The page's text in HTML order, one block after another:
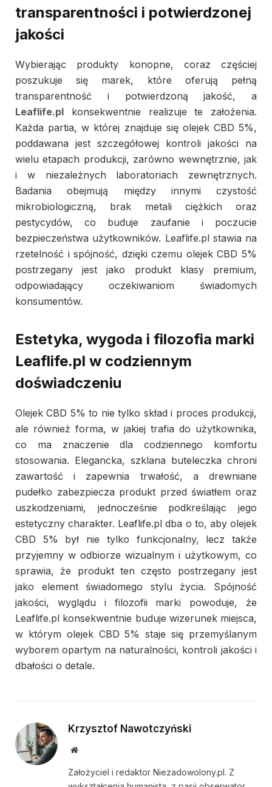
transparentności i potwierdzonej
jakości
Wybierając produkty konopne, coraz częściej
poszukuje się marek, które oferują pełną
transparentność i potwierdzoną jakość, a
Leaflife.pl konsekwentnie realizuje te założenia.
Każda partia, w której znajduje się olejek CBD 5%,
poddawana jest szczegółowej kontroli jakości na
wielu etapach produkcji, zarówno wewnętrznie, jak
i w niezależnych laboratoriach zewnętrznych.
Badania obejmują między innymi czystość
mikrobiologiczną, brak metali ciężkich oraz
pestycydów, co buduje zaufanie i poczucie
bezpieczeństwa użytkowników. Leaflife.pl stawia na
rzetelność i spójność, dzięki czemu olejek CBD 5%
postrzegany jest jako produkt klasy premium,
odpowiadający oczekiwaniom świadomych
konsumentów.
Estetyka, wygoda i filozofia marki
Leaflife.pl w codziennym
doświadczeniu
Olejek CBD 5% to nie tylko skład i proces produkcji,
ale również forma, w jakiej trafia do użytkownika,
co ma znaczenie dla codziennego komfortu
stosowania. Elegancka, szklana buteleczka chroni
zawartość i zapewnia trwałość, a drewniane
pudełko zabezpiecza produkt przed światłem oraz
uszkodzeniami, jednocześnie podkreślając jego
estetyczny charakter. Leaflife.pl dba o to, aby olejek
CBD 5% był nie tylko funkcjonalny, lecz także
przyjemny w odbiorze wizualnym i użytkowym, co
sprawia, że produkt ten często postrzegany jest
jako element świadomego stylu życia. Spójność
jakości, wyglądu i filozofii marki powoduje, że
Leaflife.pl konsekwentnie buduje wizerunek miejsca,
w którym olejek CBD 5% staje się przemyślanym
wyborem opartym na naturalności, kontroli jakości i
dbałości o detale.
Krzysztof Nawotczyński
Website
Założyciel i redaktor Niezadowolony.pl. Z